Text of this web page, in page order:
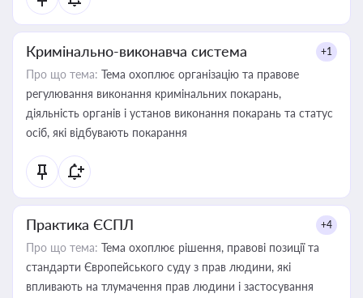
Кримінально-виконавча система +1
Про що тема: Тема охоплює організацію та правове
регулювання виконання кримінальних покарань,
діяльність органів і установ виконання покарань та статус
осіб, які відбувають покарання
Практика ЄСПЛ +4
Про що тема: Тема охоплює рішення, правові позиції та
стандарти Європейського суду з прав людини, які
впливають на тлумачення прав людини і застосування